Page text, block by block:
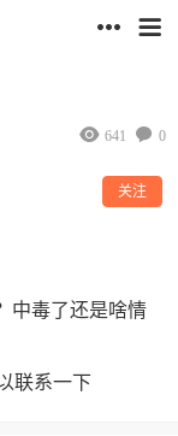
0
641
关注
中毒了还是啥情
联系一下